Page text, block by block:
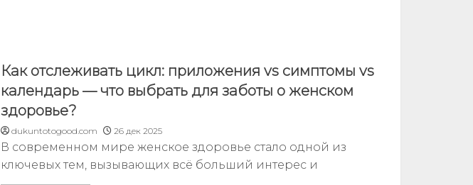
Как отслеживать цикл: приложения vs симптомы vs
календарь — что выбрать для заботы о женском
здоровье?
dukuntotogood.com 26 дек 2025
В современном мире женское здоровье стало одной из
ключевых тем, вызывающих всё больший интерес и